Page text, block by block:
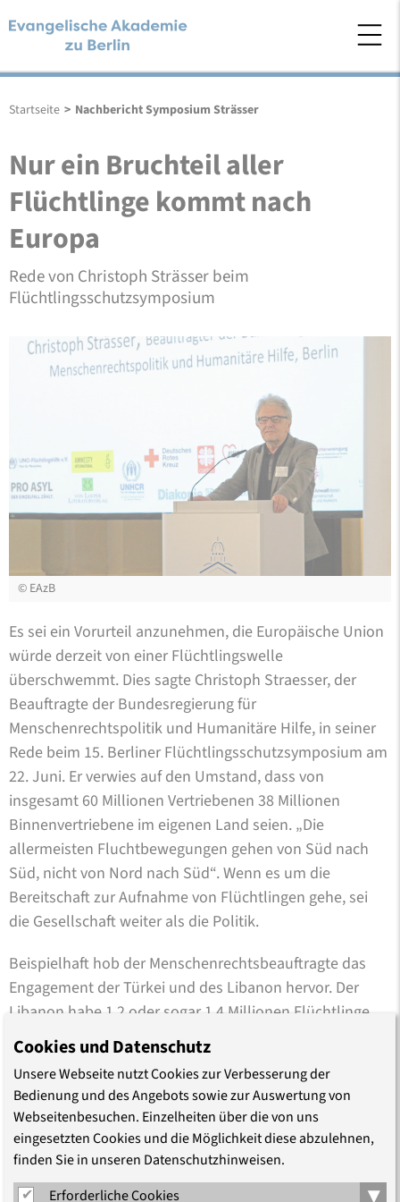
Startseite > Nachbericht Symposium Strässer
Nur ein Bruchteil aller
Flüchtlinge kommt nach
Europa
Rede von Christoph Strässer beim
Flüchtlingsschutzsymposium
© EAzB
Es sei ein Vorurteil anzunehmen, die Europäische Union
würde derzeit von einer Flüchtlingswelle
überschwemmt. Dies sagte Christoph Straesser, der
Beauftragte der Bundesregierung für
Menschenrechtspolitik und Humanitäre Hilfe, in seiner
Rede beim 15. Berliner Flüchtlingsschutzsymposium am
22. Juni. Er verwies auf den Umstand, dass von
insgesamt 60 Millionen Vertriebenen 38 Millionen
Binnenvertriebene im eigenen Land seien. „Die
allermeisten Fluchtbewegungen gehen von Süd nach
Süd, nicht von Nord nach Süd“. Wenn es um die
Bereitschaft zur Aufnahme von Flüchtlingen gehe, sei
die Gesellschaft weiter als die Politik.
Beispielhaft hob der Menschenrechtsbeauftragte das
Engagement der Türkei und des Libanon hervor. Der
Libanon habe 1,2 oder sogar 1,4 Millionen Flüchtlinge
aufgenommen, das entspreche fast einem Viertel der
libanesischen Bevölkerung. Übertrage man diese Zahlen
auf Deutschland müssten hier rund 20 Millionen
Menschen aufgenommen werden.
Im Blick auf die Seenotrettung von Flüchtenden forderte
Cookies und Datenschutz
Unsere Webseite nutzt Cookies zur Verbesserung der
Bedienung und des Angebots sowie zur Auswertung von
Webseitenbesuchen. Einzelheiten über die von uns
eingesetzten Cookies und die Möglichkeit diese abzulehnen,
finden Sie in unseren Datenschutzhinweisen.
Erforderliche Cookies
▾